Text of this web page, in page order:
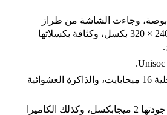
حجم شاشة الجوال 2.8 بوصة، وجاءت الشاشة من طراز
TFT LCD، ودقتها تبلغ 240 × 320 بكسل، وكثافة بكسلاتها
حجم ذاكرة الهاتف الداخلية 16 ميجابايت، والذاكرة العشوائية
الكاميرا الخلفية للجوال جودتها 2 ميجابكسل، وكذلك الكاميرا